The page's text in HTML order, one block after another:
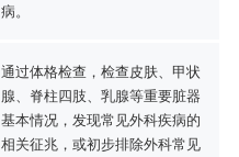
病。
通过体格检查，检查皮肤、甲状
腺、脊柱四肢、乳腺等重要脏器
基本情况，发现常见外科疾病的
相关征兆，或初步排除外科常见